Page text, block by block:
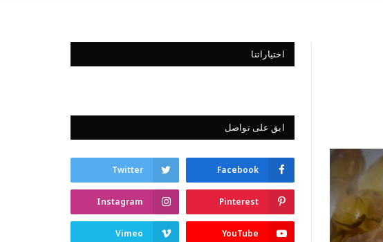
اختياراتنا
ابق على تواصل
Facebook
Twitter
Pinterest
Instagram
YouTube
Vimeo